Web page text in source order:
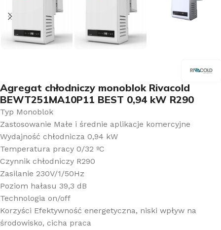
Agregat chłodniczy monoblok Rivacold
BEWT251MA10P11 BEST 0,94 kW R290
Typ Monoblok
Zastosowanie Małe i średnie aplikacje komercyjne
Wydajność chłodnicza 0,94 kW
Temperatura pracy 0/32 ºC
Czynnik chłodniczy R290
Zasilanie 230V/1/50Hz
Poziom hałasu 39,3 dB
Technologia on/off
Korzyści Efektywność energetyczna, niski wpływ na
środowisko, cicha praca